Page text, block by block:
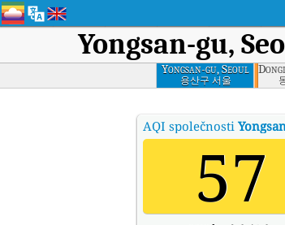
Yongsan-gu,
Yongsan-gu, Seoul
용산구 서울
AQI společnosti
57